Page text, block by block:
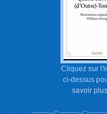
Cliquez sur
ci-dessus
savoir